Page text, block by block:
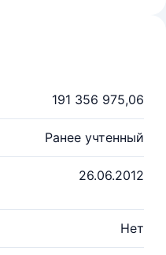
191 356 975,06
Ранее учтенный
26.06.2012
Нет